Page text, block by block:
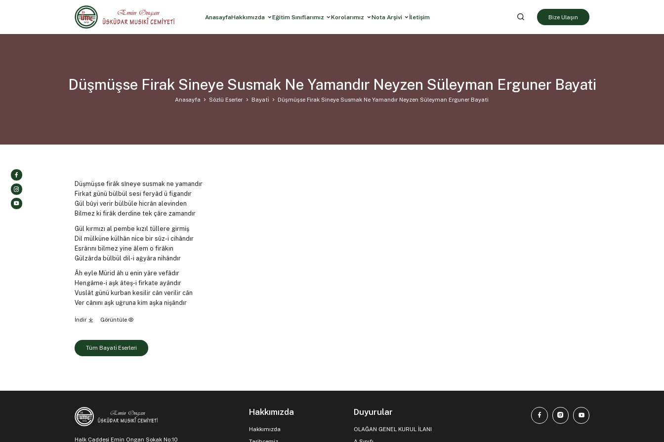
AnasayfaHakkımızda Eğitim Sınıflarımız Korolarımız Nota Arşivi İletişim Bize Ulaşın
Düşmüşse Firak Sineye Susmak Ne Yamandır Neyzen Süleyman Erguner Bayati
Anasayfa Sözlü Eserler Bayati̇ Düşmüşse Firak Sineye Susmak Ne Yamandır Neyzen Süleyman Erguner Bayati
Düşmüşse firâk sîneye susmak ne yamandır
Firkat günü bülbül sesi feryâd ü figandır
Gül bûyi verir bülbüle hicrân alevinden
Bilmez ki firâk derdine tek çâre zamandır
Gül kırmızı al pembe kızıl tüllere girmiş
Dil mülküne külhân nice bir sûz-i cihândır
Esrârını bilmez yine âlem o firâkın
Gülzârda bülbül dil-i ağyâra nihândır
Âh eyle Mürid âh u enin yâre vefâdır
Hengâme-i aşk âteş-i firkate ayândır
Vuslât günü kurban kesilir cân verilir cân
Ver cânını aşk uğruna kim aşka nişândır
İndir Görüntüle
Tüm Bayati̇ Eserleri
Halk Caddesi Emin Ongan Sokak No:10
Hakkımızda
Hakkımızda
Duyurular
OLAĞAN GENEL KURUL İLANI